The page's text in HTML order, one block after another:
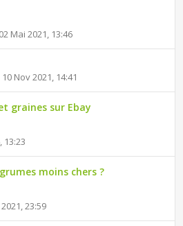
Mai 2021, 13:46
10 Nov 2021, 14:41
graines sur Ebay
13:23
moins chers ?
23:59